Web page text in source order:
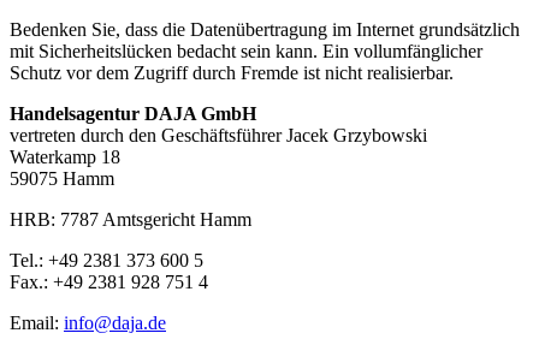
Bedenken Sie, dass die Datenübertragung im Internet grundsätzlich
mit Sicherheitslücken bedacht sein kann. Ein vollumfänglicher
Schutz vor dem Zugriff durch Fremde ist nicht realisierbar.
Handelsagentur DAJA GmbH
vertreten durch den Geschäftsführer Jacek Grzybowski
Waterkamp 18
59075 Hamm
HRB: 7787 Amtsgericht Hamm
Tel.: +49 2381 373 600 5
Fax.: +49 2381 928 751 4
Email: info@daja.de